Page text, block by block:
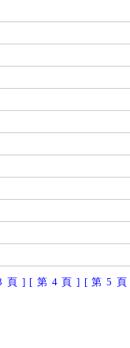
頁 ] [ 第 4 頁 ] [ 第 5 頁